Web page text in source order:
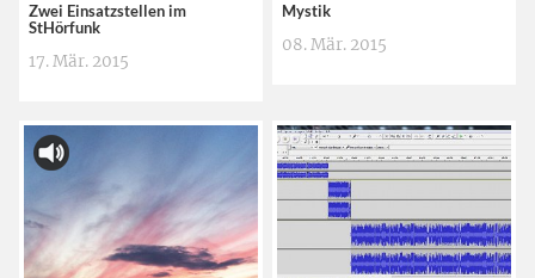
Zwei Einsatzstellen im
StHörfunk
17. Mär. 2015
Mystik
08. Mär. 2015